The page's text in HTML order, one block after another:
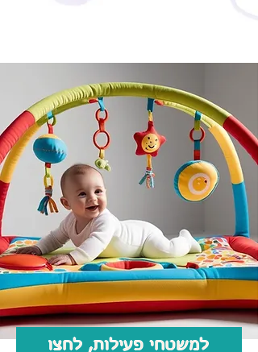
למשטחי פעילות, לחצו